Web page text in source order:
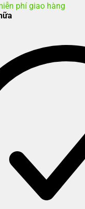
phí giao hàng